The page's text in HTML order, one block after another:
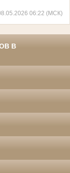
06:22 (МСК)
В